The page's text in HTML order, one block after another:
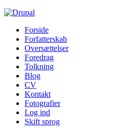
Forside
Forfatterskab
Oversættelser
Foredrag
Tolkning
Blog
CV
Kontakt
Fotografier
Log ind
Skift sprog